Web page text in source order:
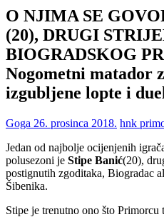
O NJIMA SE
(20), DRUGI
BIOGRADSKOG
Nogometni matador
izgubljene lopte i
Goga 26. prosinca 2018. hnk
Jedan od najbolje ocijenjenih
polusezoni je Stipe Banić(20),
postignutih zgoditaka, Biogradac
Šibenika.
Stipe je trenutno ono što Primorcu